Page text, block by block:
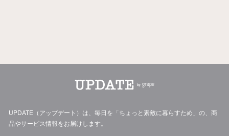
UPDATE（アップデート）は、毎日を「ちょっと素敵に暮らすため」の、商
品やサービス情報をお届けします。